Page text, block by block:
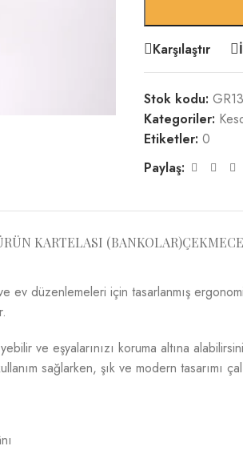
Karşılaştır
Stok kodu:
Kategoriler:
Etiketler: 0
Paylaş:
KARTELASI (BANKOLAR)
düzenlemeleri için tasarlanmış
ve eşyalarınızı koruma altına
sağlarken, şık ve modern tasarımı